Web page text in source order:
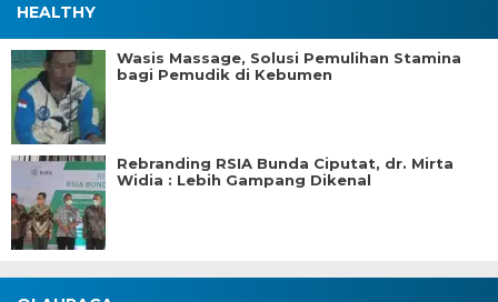
HEALTHY
Wasis Massage, Solusi Pemulihan Stamina
bagi Pemudik di Kebumen
Rebranding RSIA Bunda Ciputat, dr. Mirta
Widia : Lebih Gampang Dikenal